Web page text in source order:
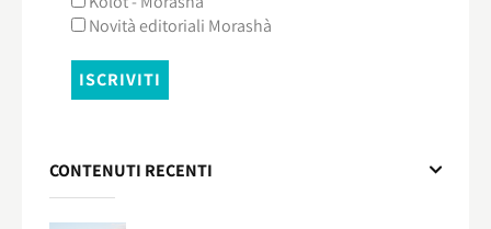
Novità editoriali Morashà
CONTENUTI RECENTI